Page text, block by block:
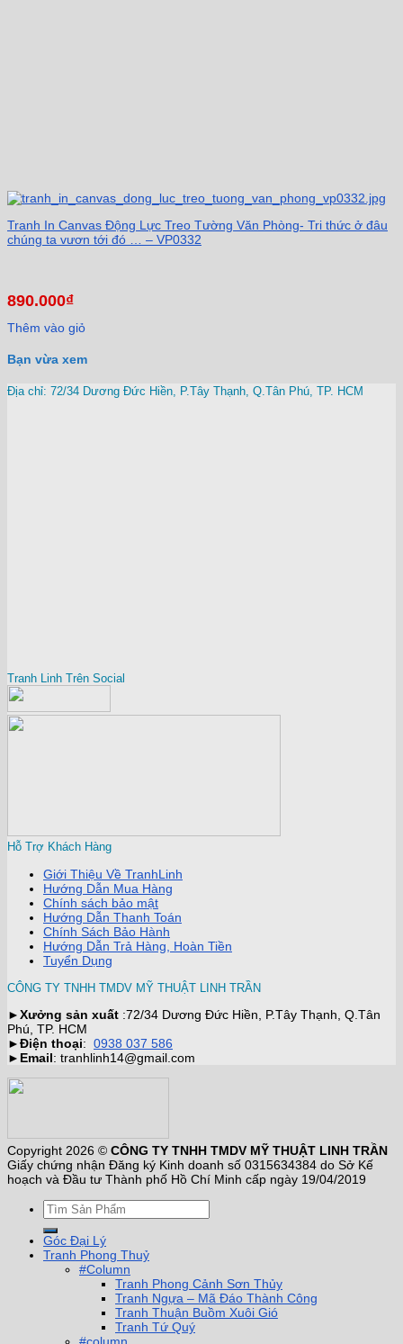
Tranh In Canvas Động Lực Treo Tường Văn Phòng- Tri thức ở đâu
chúng ta vươn tới đó … – VP0332
890.000₫
Thêm vào giỏ
Bạn vừa xem
Địa chỉ: 72/34 Dương Đức Hiền, P.Tây Thạnh, Q.Tân Phú, TP. HCM
Tranh Linh Trên Social
Hỗ Trợ Khách Hàng
Giới Thiệu Về TranhLinh
Hướng Dẫn Mua Hàng
Chính sách bảo mật
Hướng Dẫn Thanh Toán
Chính Sách Bảo Hành
Hướng Dẫn Trả Hàng, Hoàn Tiền
Tuyển Dụng
CÔNG TY TNHH TMDV MỸ THUẬT LINH TRẦN
►Xưởng sản xuất :72/34 Dương Đức Hiền, P.Tây Thạnh, Q.Tân
Phú, TP. HCM
►Điện thoại: 0938 037 586
► Email: tranhlinh14@gmail.com
Copyright 2026 © CÔNG TY TNHH TMDV MỸ THUẬT LINH TRẦN
Giấy chứng nhận Đăng ký Kinh doanh số 0315634384 do Sở Kế
hoạch và Đầu tư Thành phố Hồ Chí Minh cấp ngày 19/04/2019
Góc Đại Lý
Tranh Phong Thuỷ
#Column
Tranh Phong Cảnh Sơn Thủy
Tranh Ngựa – Mã Đáo Thành Công
Tranh Thuận Buồm Xuôi Gió
Tranh Tứ Quý
#column